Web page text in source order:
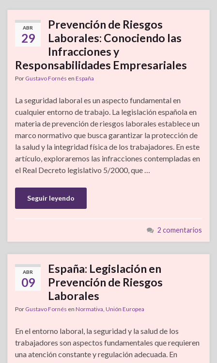
ABR
29
Prevención de Riesgos
Laborales: Conociendo las
Infracciones y
Responsabilidades Empresariales
Por Gustavo Fornés en España
La seguridad laboral es un aspecto fundamental en
cualquier entorno de trabajo. La legislación española en
materia de prevención de riesgos laborales establece un
marco normativo que busca garantizar la protección de
la salud y la integridad física de los trabajadores. En este
artículo, exploraremos las infracciones contempladas en
el Real Decreto legislativo 5/2000, que …
Seguir leyendo
2 comentarios
ABR
09
España: Legislación en
Prevención de Riesgos
Laborales
Por Gustavo Fornés en Normativa Unión Europea
En el entorno laboral, la seguridad y la salud de los
trabajadores son aspectos fundamentales que requieren
una atención constante y regulación adecuada. En